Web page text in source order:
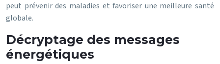
peut prévenir des maladies et favoriser une meilleure santé
globale.
Décryptage des messages
énergétiques